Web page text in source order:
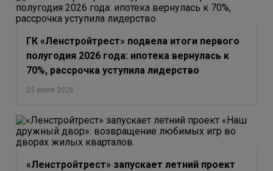
ГК «Ленстройтрест» подвела итоги первого
полугодия 2026 года: ипотека вернулась к
70%, рассрочка уступила лидерство
23 июля 2026
«Ленстройтрест» запускает летний проект